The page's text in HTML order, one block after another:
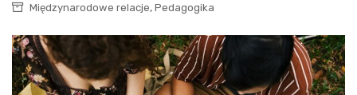
Międzynarodowe relacje, Pedagogika